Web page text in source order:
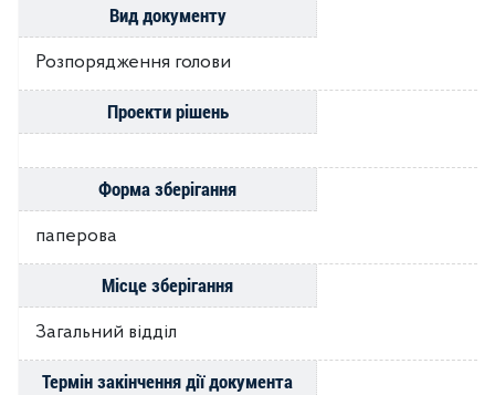
Вид документу
Розпорядження голови
Проекти рішень
Форма зберігання
паперова
Місце зберігання
Загальний відділ
Термін закінчення дії документа